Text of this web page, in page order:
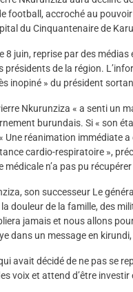
football, accroché au
du Cinquantenaire de
8 juin, reprise par des
de la région.
inopiné » du président
Nkurunziza « a senti un
burundais. Si « son
Une réanimation immédiate
cardio-respiratoire »,
n’a pas pu
son successeur Le
douleur de la famille, des
jamais et nous allons
dans un message en
avait décidé de ne pas se
voix et attend d’être